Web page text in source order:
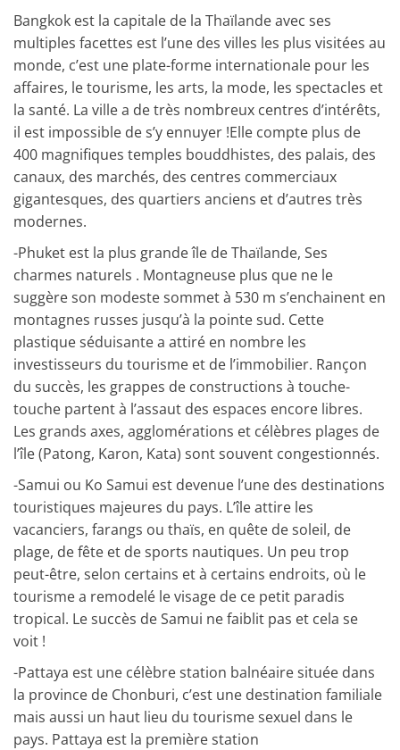
Bangkok est la capitale de la Thaïlandeavec ses
multiples facettes est l’une des villes les plus visitées au
monde, c’est une plate-forme internationale pour les
affaires, le tourisme, les arts, la mode, les spectacles et
la santé. La ville a de très nombreux centres d’intérêts,
il est impossible de s’y ennuyer !Elle compte plus de
400 magnifiques temples bouddhistes, des palais, des
canaux, des marchés, des centres commerciaux
gigantesques, des quartiers anciens et d’autres très
modernes.
-Phuket est la plus grande île de Thaïlande, Ses
charmes naturels . Montagneuse plus que ne le
suggère son modeste sommet à 530 m s’enchainent en
montagnes russes jusqu’à la pointe sud. Cette
plastique séduisante a attiré en nombre les
investisseurs du tourisme et de l’immobilier. Rançon
du succès, les grappes de constructions à touche-
touche partent à l’assaut des espaces encore libres.
Les grands axes, agglomérations et célèbres plages de
l’île (Patong, Karon, Kata) sont souvent congestionnés.
-Samui ou Ko Samui est devenue l’une des destinations
touristiques majeures du pays. L’île attire les
vacanciers, farangs ou thaïs, en quête de soleil, de
plage, de fête et de sports nautiques. Un peu trop
peut-être, selon certains et à certains endroits, où le
tourisme a remodelé le visage de ce petit paradis
tropical. Le succès de Samui ne faiblit pas et cela se
voit !
-Pattaya est une célèbre station balnéaire située dans
la province de Chonburi, c’est une destination familiale
mais aussi un haut lieu du tourisme sexuel dans le
pays. Pattaya est la première station